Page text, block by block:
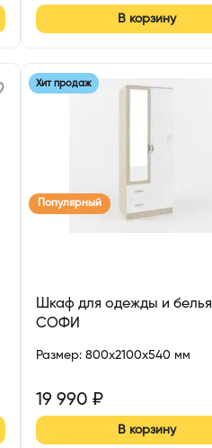
В корзину
Хит продаж
Популярный
Шкаф для одежды и белья
СОФИ
Размер: 800x2100x540 мм
19 990 ₽
В корзину